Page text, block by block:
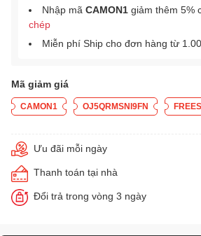
Nhập mã CAMON1 giảm thêm 5%
chép
Miễn phí Ship cho đơn hàng từ
Mã giảm giá
CAMON1 OJ5QRMSNI9FN
Ưu đãi mỗi ngày
Thanh toán tại nhà
Đổi trả trong vòng 3 ngày